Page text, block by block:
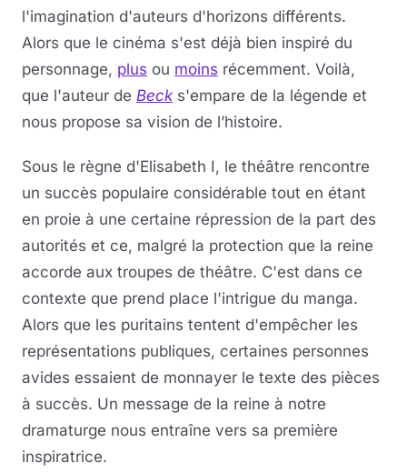
l'imagination d'auteurs d'horizons différents.
Alors que le cinéma s'est déjà bien inspiré du
personnage, plus ou moins récemment. Voilà,
que l'auteur de Becks'empare de la légende et
nous propose sa vision de l’histoire.
Sous le règne d'Elisabeth I, le théâtre rencontre
un succès populaire considérable tout en étant
en proie à une certaine répression de la part des
autorités et ce, malgré la protection que la reine
accorde aux troupes de théâtre. C'est dans ce
contexte que prend place l'intrigue du manga.
Alors que les puritains tentent d'empêcher les
représentations publiques, certaines personnes
avides essaient de monnayer le texte des pièces
à succès. Un message de la reine à notre
dramaturge nous entraîne vers sa première
inspiratrice.